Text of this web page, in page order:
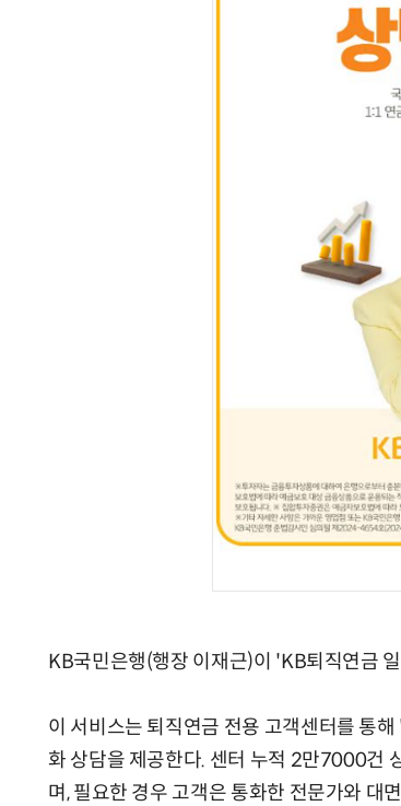
KB국민은행(행장 이재근)이 'KB퇴직연금
이 서비스는 퇴직연금 전용 고객센터를 통
화 상담을 제공한다. 센터 누적 2만7000건
며, 필요한 경우 고객은 통화한 전문가와 대